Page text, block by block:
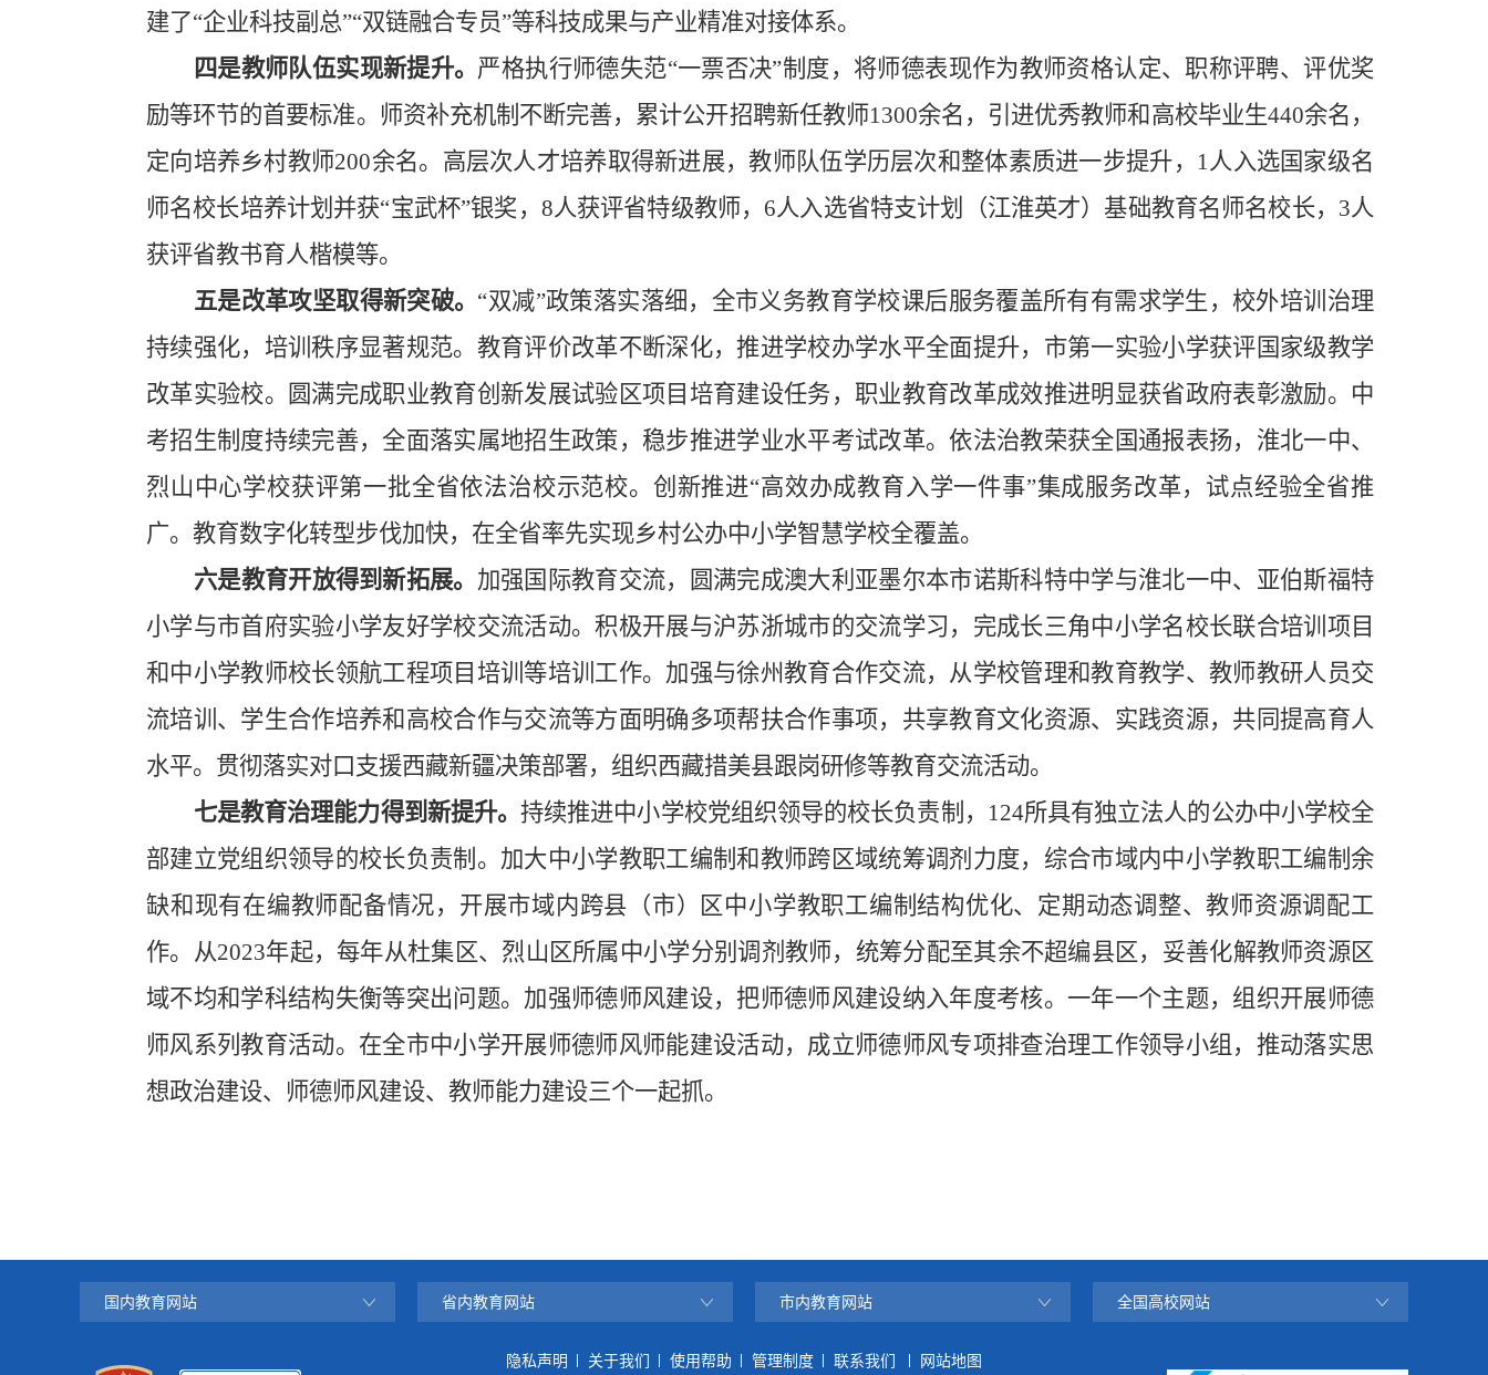
建了“企业科技副总”“双链融合专员”等科技成果与产业精准对接体系。
四是教师队伍实现新提升。 严格执行师德失范“一票否决”制度，将师德表现作为教师资格认定、职称评聘、评优奖
励等环节的首要标准。师资补充机制不断完善，累计公开招聘新任教师1300余名，引进优秀教师和高校毕业生440余名，
定向培养乡村教师200余名。高层次人才培养取得新进展，教师队伍学历层次和整体素质进一步提升， 1 人入选国家级名
师名校长培养计划 并获“宝武杯”银奖 ， 8人获评省特级教师， 6人入选省特支计划（江淮英才）基础教育名师名校长， 3人
获评省教书育人楷模等。
五是改革攻坚取得新突破。 “双减”政策落实落细，全市义务教育学校课后服务覆盖所有有需求学生，校外培训治理
持续强化，培训秩序显著规范。教育评价改革不断深化，推进学校办学水平全面提升，市第一实验小学获评国家级教学
改革实验校。圆满完成职业教育创新发展试验区项目培育建设任务，职业教育改革成效推进明显获省政府表彰激励。中
考招生制度持续完善，全面落实属地招生政策，稳步推进学业水平考试改革。依法治教荣获全国通报表扬，淮北一中、
烈山中心学校获评第一批全省依法治校示范校。创 新推进“高效办成教育入学一件事”集成服务改革，试点经验全省推
广。教育数字化转型步伐加快，在全省率先实现乡村公办中小学智慧学校全覆盖。
六是教育开放得到新拓展。 加强国际教育交流，圆满完成澳大利亚墨尔本市诺斯科特中学与淮北一中、亚伯斯福特
小学与市首府实验小学友好学校交流活动。积极开展与沪苏浙城市的交流学习，完成长三角中小学名校长联合培训项目
和中小学教师校长领航工程项目培训等培训工作。加强与徐州教育合作交流，从学校管理和教育教学、教师教研人员交
流培训、学生合作培养和高校合作与交流等方面明确多项帮扶合作事项，共享教育文化资源、实践资源，共同提高育人
水平。贯彻落实对口支援西藏新疆决策部署，组织西藏措美县跟岗研修等教育交流活动。
七是教育治理能力得到新提升。持续推进中小学校党组织领导的校长负责制， 124所具有独立法人的公办中小学校全
部建立党组织领导的校长负责制。加大中小学教职工编制和教师跨区域统筹调剂力度，综合市域内中小学教职工编制余
缺和现有在编教师配备情况，开展市域内跨县（市）区中小学教职工编制结构优化、定期动态调整、教师资源调配工
作。从2023年起，每年从杜集区、烈山区所属中小学分别调剂教师，统筹分配至其余不超编县区，妥善化解教师资源区
域不均和学科结构失衡等突出问题。加强师德师风建设，把师德师风建设纳入年度考核。一年一个主题，组织开展师德
师风系列教育活动。在全市中小学开展师德师风师能建设活动，成立师德师风专项排查治理工作领导小组，推动落实思
想政治建设、师德师风建设、教师能力建设三个一起抓。
国内教育网站 省内教育网站 市内教育网站 全国高校网站
隐私声明 关于我们 使用帮助 管理制度 联系我们 网站地图